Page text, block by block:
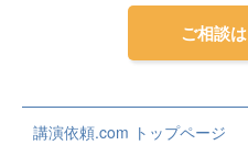
ご相談
講演依頼.com トップページ